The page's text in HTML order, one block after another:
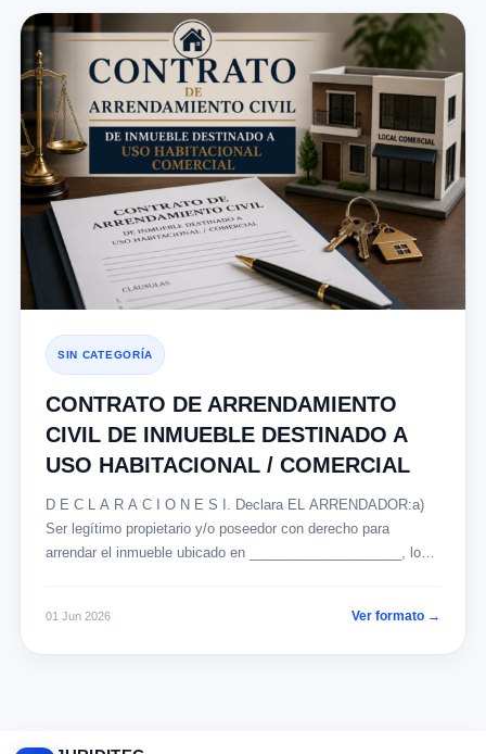
SIN CATEGORÍA
CONTRATO DE ARRENDAMIENTO
CIVIL DE INMUEBLE DESTINADO A
USO HABITACIONAL / COMERCIAL
D E C L A R A C I O N E S I. Declara EL ARRENDADOR:a)
Ser legítimo propietario y/o poseedor con derecho para
arrendar el inmueble ubicado en ____________________, lo
convenido.c) Que es su voluntad darlo […]
01 Jun 2026 Ver formato →